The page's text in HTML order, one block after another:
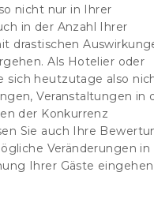
nicht nur in Ihrer
in der Anzahl Ihrer
drastischen
Als Hotelier oder
sich heutzutage also
Veranstaltungen in
der Konkurrenz
Sie auch Ihre
Veränderungen in
Ihrer Gäste